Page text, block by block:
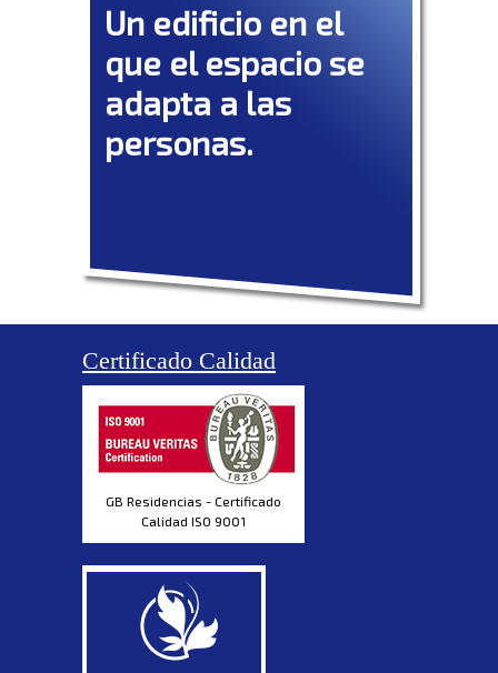
Un edificio en el
que el espacio se
adapta a las
personas.
Certificado Calidad
GB Residencias - Certificado
Calidad ISO 9001